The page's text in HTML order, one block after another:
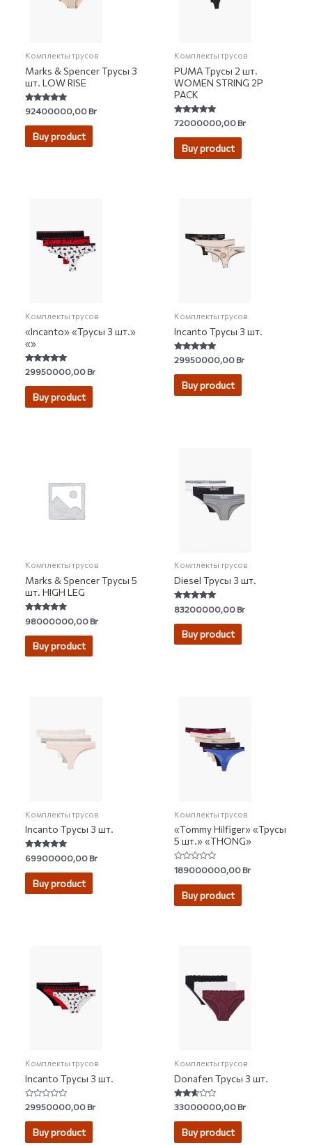
Комплекты трусов
Marks & Spencer Трусы 3
шт. LOW RISE
Rated
4.92
out of 5
92400000,00Br
Buy product
Комплекты трусов
PUMA Трусы 2 шт.
WOMEN STRING 2P
PACK
Rated
4.98
out of 5
72000000,00Br
Buy product
Комплекты трусов
«Incanto» «Трусы 3 шт.»
«»
Rated
4.91
out of 5
29950000,00Br
Buy product
Комплекты трусов
Incanto Трусы 3 шт.
Rated
5.00
out of 5
29950000,00Br
Buy product
Комплекты трусов
Marks & Spencer Трусы 5
шт. HIGH LEG
Rated
4.92
out of 5
98000000,00Br
Buy product
Комплекты трусов
Diesel Трусы 3 шт.
Rated
5.00
out of 5
83200000,00Br
Buy product
Комплекты трусов
Incanto Трусы 3 шт.
Rated
5.00
out of 5
69900000,00Br
Buy product
Комплекты трусов
«Tommy Hilfiger» «Трусы
5 шт.» «THONG»
Rated
0
out
189000000,00Br
Buy product
Комплекты трусов
Incanto Трусы 3 шт.
Rated
0
out
29950000,00Br
Buy product
Комплекты трусов
Donafen Трусы 3 шт.
Rated
2.50
out of
33000000,00Br
Buy product